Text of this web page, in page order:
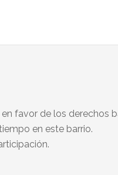
favor de los derechos
en este barrio.